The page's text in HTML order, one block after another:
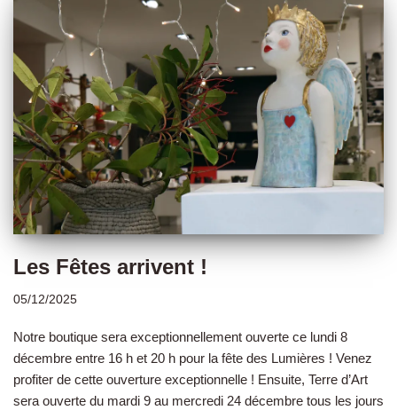
Les Fêtes arrivent !
05/12/2025
Notre boutique sera exceptionnellement ouverte ce lundi 8
décembre entre 16 h et 20 h pour la fête des Lumières ! Venez
profiter de cette ouverture exceptionnelle ! Ensuite, Terre d’Art
sera ouverte du mardi 9 au mercredi 24 décembre tous les jours